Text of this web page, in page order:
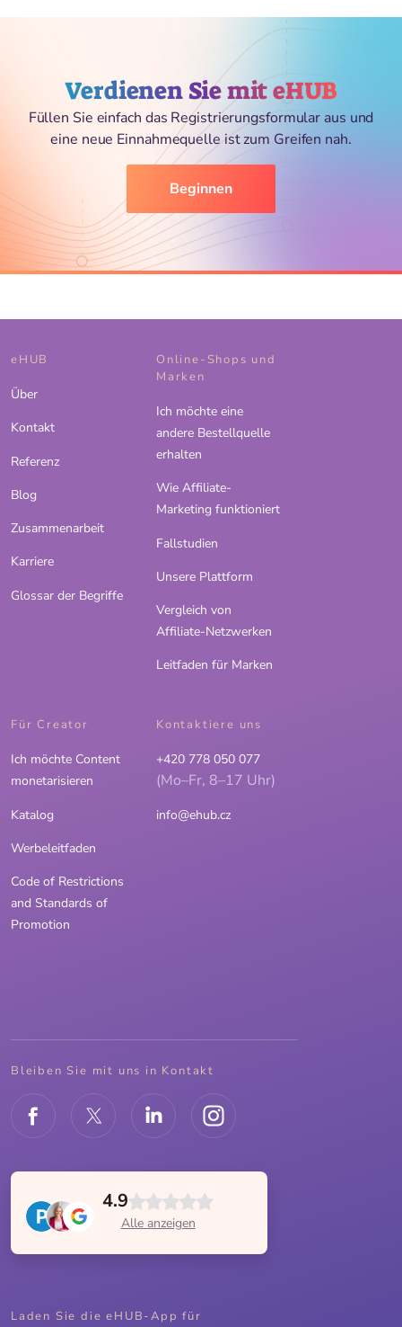
Verdienen Sie mit eHUB
Füllen Sie einfach das Registrierungsformular aus und
eine neue Einnahmequelle ist zum Greifen nah.
Beginnen
eHUB
Über
Kontakt
Referenz
Blog
Zusammenarbeit
Karriere
Glossar der Begriffe
Online-Shops und
Marken
Ich möchte eine
andere Bestellquelle
erhalten
Wie Affiliate-
Marketing funktioniert
Fallstudien
Unsere Plattform
Vergleich von
Affiliate-Netzwerken
Leitfaden für Marken
Für Creator
Ich möchte Content
monetarisieren
Katalog
Werbeleitfaden
Code of Restrictions
and Standards of
Promotion
Kontaktiere uns
+420 778 050 077
(Mo–Fr, 8–17 Uhr)
info@ehub.cz
Bleiben Sie mit uns in Kontakt
4.9
Alle anzeigen
Laden Sie die eHUB-App für